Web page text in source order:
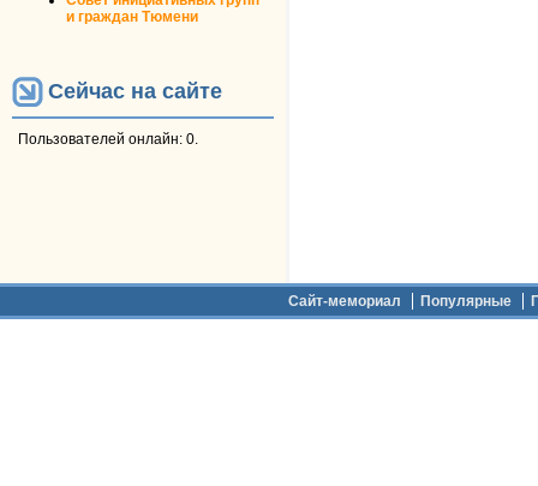
и граждан Тюмени
Сейчас на сайте
Пользователей онлайн: 0.
Сайт-мемориал Популярные